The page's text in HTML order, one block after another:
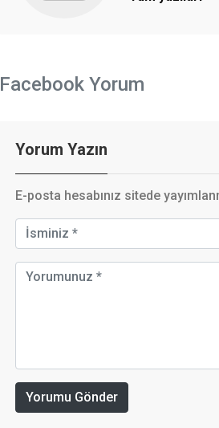
Facebook Yorum
Yorum Yazın
E-posta hesabınız sitede
Yorumu Gönder